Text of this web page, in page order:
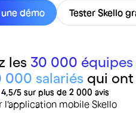
démo Tester Skello
les 30 000
000 salariés qui ont
4,5/5 sur plus de 2 000 avis